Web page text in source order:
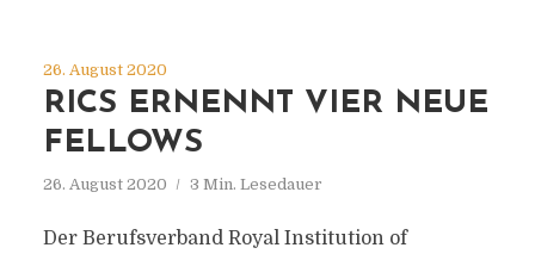
26. August 2020
RICS ERNENNT VIER NEUE
FELLOWS
26. August 2020 3 Min. Lesedauer
Der Berufsverband Royal Institution of